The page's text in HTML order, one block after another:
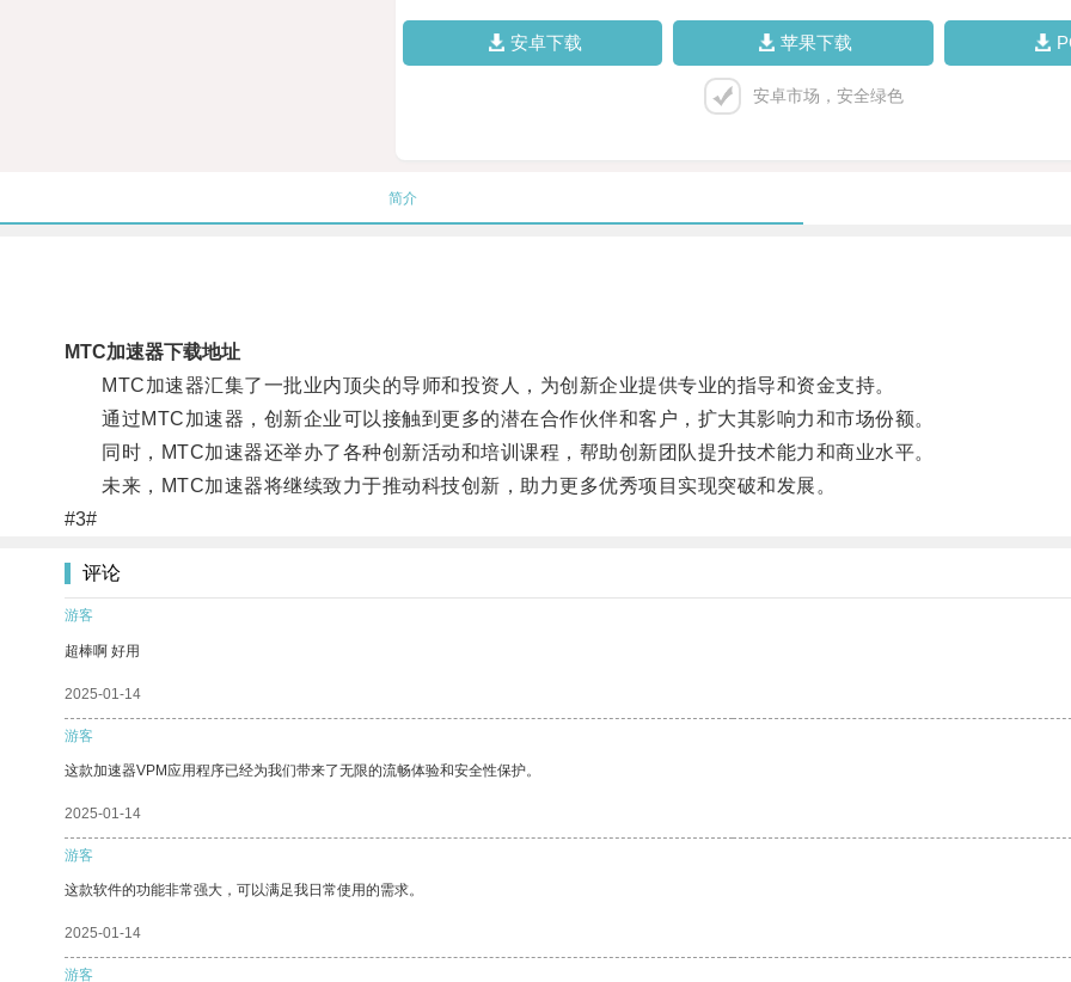
安卓下载 苹果下载
安卓市场，安全绿色
简介
MTC加速器下载地址
MTC加速器汇集了一批业内顶尖的导师和投资人，为创新企业提供专业的指导和资金支持。
通过MTC加速器，创新企业可以接触到更多的潜在合作伙伴和客户，扩大其影响力和市场份额。
同时，MTC加速器还举办了各种创新活动和培训课程，帮助创新团队提升技术能力和商业水平。
未来，MTC加速器将继续致力于推动科技创新，助力更多优秀项目实现突破和发展。
#3#
评论
游客
超棒啊 好用
2025-01-14
游客
这款加速器VPM应用程序已经为我们带来了无限的流畅体验和安全性保护。
2025-01-14
游客
这款软件的功能非常强大，可以满足我日常使用的需求。
2025-01-14
游客